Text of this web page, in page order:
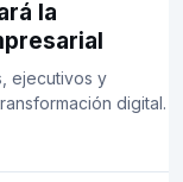
la
ejecutivos y
digital.